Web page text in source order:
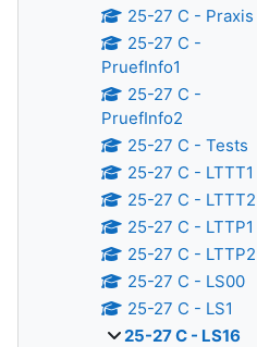
25-27 C - Praxis
25-27 C -
PruefInfo1
25-27 C -
PruefInfo2
25-27 C - Tests
25-27 C - LTTT1
25-27 C - LTTT2
25-27 C - LTTP1
25-27 C - LTTP2
25-27 C - LS00
25-27 C - LS1
25-27 C - LS16